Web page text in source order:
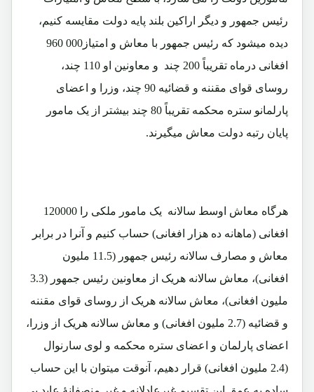
رئیس جمهور و دیگر اراکین بلند پایه دولت مقایسه کنیم،
دیده میشود که رئیس جمهور با معاش و امتیاز000 960
افغانی درماه تقریباً 200 چند و معاونین او 110 چند،
روسای قوای مقننه و قضائیه 90 چند، وزرا و اعضای
پارلمانو ستره محکمه تقریباً 80 چند بیشتر از یک مامور
پایان رتبه دولت معاش میگیرند.
هرگاه معاش اوسط سالانه یک مامور ملکی را 120000
افغانی (ماهانه ده هزار افغانی) حساب کنیم و آنرا در برابر
معاش و مصارف سالانه رئیس جمهور (11.5 ملیون
افغانی)، معاش سالانه هریک از معاونین رئیس جمهور (3.3
ملیون افغانی)، معاش سالانه هریک از روسای قوای مقننه
و قضائیه (2.7 ملیون افغانی) و معاش سالانه هریک از وزرا،
اعضای پارلمان و اعضای ستره محکمه و لوی سارنوال
(2.4 ملیون افغانی) قرار دهیم، آنوقت میتوان با این حساب